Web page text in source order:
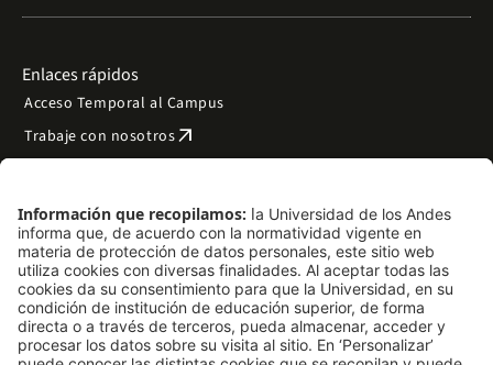
Enlaces rápidos
Acceso Temporal al Campus
Trabaje con nosotrosarrow_outward
Preguntas frecuentes
Filantropía y donacionesarrow_outward
Mapa del sitio arrow_outward
Síguenos